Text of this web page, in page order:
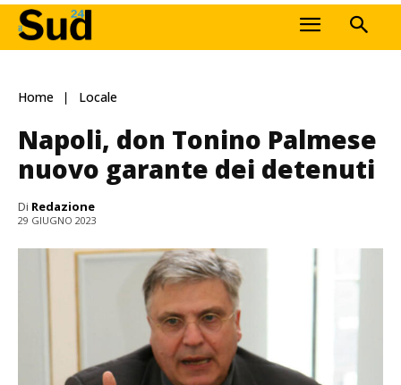
Home Locale
Napoli, don Tonino Palmese
nuovo garante dei detenuti
Di Redazione
29 GIUGNO 2023